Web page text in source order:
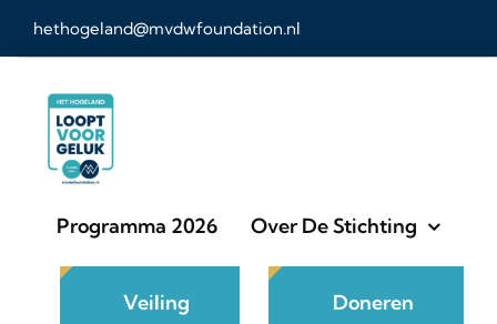
hethogeland@mvdwfoundation.nl
Programma 2026 Over De Stichting
Veiling Doneren